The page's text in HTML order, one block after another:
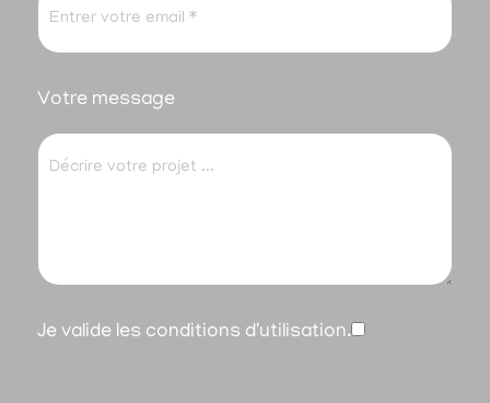
Votre message
Je valide les conditions d'utilisation.